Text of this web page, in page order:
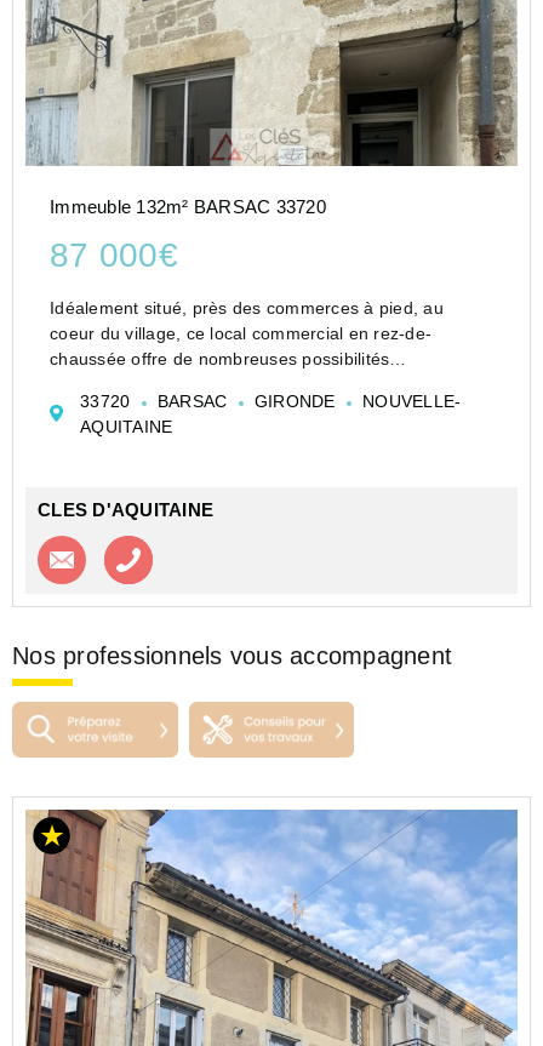
Immeuble 132m² BARSAC 33720
87 000€
Idéalement situé, près des commerces à pied, au
coeur du village, ce local commercial en rez-de-
chaussée offre de nombreuses possibilités
libérale, anciennement cabinet médical.
Le rez-de-chaussée se com...
33720 BARSAC GIRONDE
NOUVELLE-
AQUITAINE
CLES D'AQUITAINE
Contacter l'agence
Nos professionnels vous accompagnent